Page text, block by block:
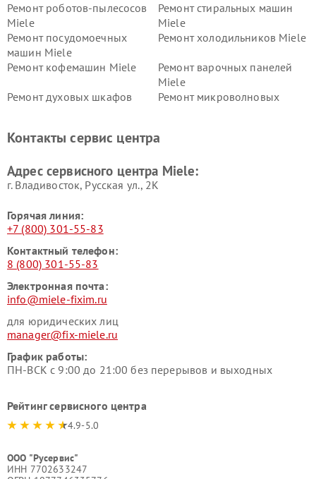
Ремонт роботов-пылесосов
Miele
Ремонт стиральных машин
Miele
Ремонт посудомоечных
машин Miele
Ремонт холодильников Miele
Ремонт кофемашин Miele
Ремонт варочных панелей
Miele
Ремонт духовых шкафов
Ремонт микроволновых
Miele
Miele
пылесосов Miele
Контакты сервис центра
Адрес сервисного центра Miele:
г. Владивосток, Русская ул., 2К
Горячая линия:
+7 (800) 301-55-83
Контактный телефон:
8 (800) 301-55-83
Электронная почта:
info@miele-fixim.ru
для юридических лиц
manager@fix-miele.ru
График работы:
ПН-ВСК с 9:00 до 21:00 без перерывов и выходных
Рейтинг сервисного центра
4.9-5.0
ООО "Русервис"
ИНН 7702633247